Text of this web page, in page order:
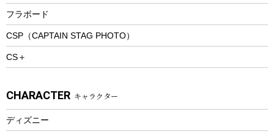
トレッキングアクセサリー
プレイグッズ
ウェルネス
ウェア、タオル
ウェア
フラボード
CSP（CAPTAIN STAG PHOTO）
CS＋
CHARACTER キャラクター
ディズニー